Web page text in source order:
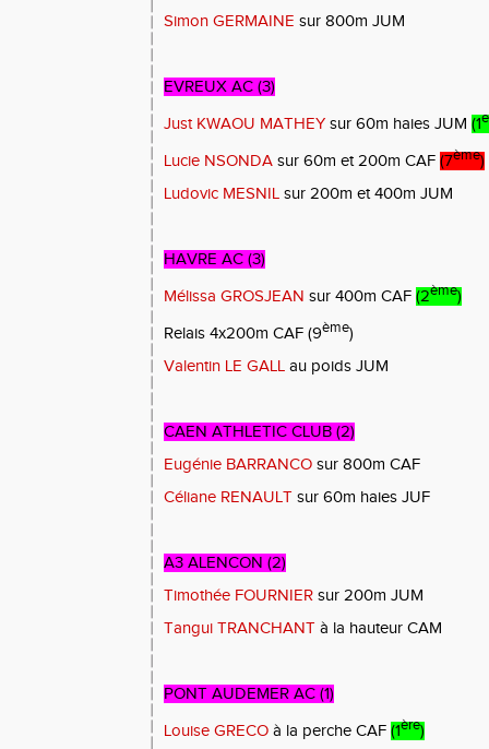
Simon GERMAINE sur 800m JUM
EVREUX AC (3)
Just KWAOU MATHEY sur 60m haies JUM (1
Lucie NSONDA sur 60m et 200m CAF (7ème)
Ludovic MESNIL sur 200m et 400m JUM
HAVRE AC (3)
Mélissa GROSJEAN sur 400m CAF (2ème)
Relais 4x200m CAF (9ème)
Valentin LE GALL au poids JUM
CAEN ATHLETIC CLUB (2)
Eugénie BARRANCO sur 800m CAF
Céliane RENAULT sur 60m haies JUF
A3 ALENCON (2)
Timothée FOURNIER sur 200m JUM
Tangui TRANCHANT à la hauteur CAM
PONT AUDEMER AC (1)
Louise GRECO à la perche CAF (1ère)